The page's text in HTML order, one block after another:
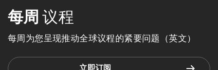
每周 议程
每周为您呈现推动全球议程的紧要问题（英文）
立即订阅